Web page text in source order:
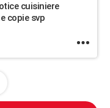
cuisiniere
copie svp